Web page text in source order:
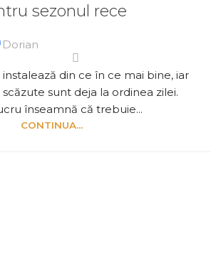
sezonul rece
Dorian
din ce în ce mai bine, iar
sunt deja la ordinea zilei.
înseamnă că trebuie...
CONTINUA...